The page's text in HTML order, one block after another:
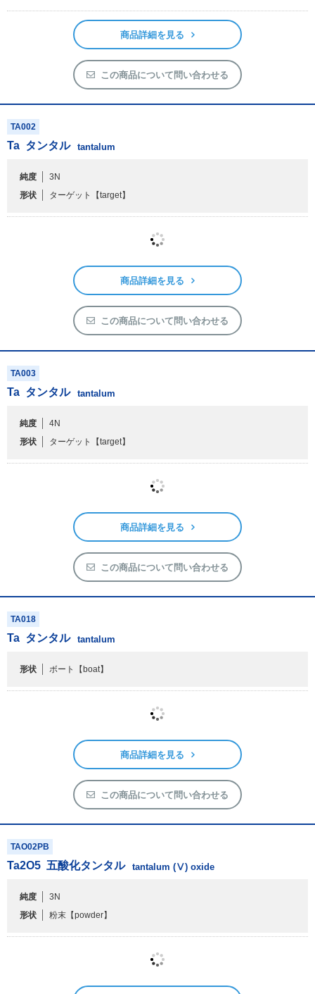
商品詳細を見る
この商品について問い合わせる
TA002
Ta タンタル tantalum
純度
3N
形状
ターゲット 【target】
商品詳細を見る
この商品について問い合わせる
TA003
Ta タンタル tantalum
純度
4N
形状
ターゲット 【target】
商品詳細を見る
この商品について問い合わせる
TA018
Ta タンタル tantalum
形状 ボート 【boat】
商品詳細を見る
この商品について問い合わせる
TAO02PB
Ta2O5 五酸化タンタル tantalum (Ⅴ) oxide
純度
3N
形状
粉末 【powder】